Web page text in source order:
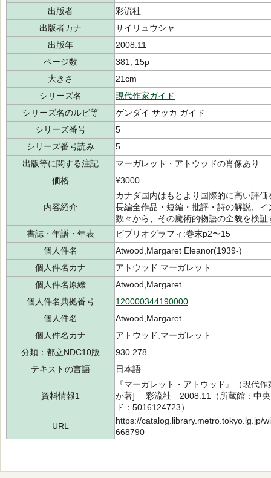
出版者
彩流社
出版者カナ
サイリュウシャ
出版年
2008.11
ページ数
381, 15p
大きさ
21cm
シリーズ名
現代作家ガイド
シリーズ名のルビ等
ゲンダイ サッカ ガイド
シリーズ番号
5
シリーズ番号読み
5
出版等に関する注記
マーガレット・アトウッドの肖像あり
価格
¥3000
内容紹介
カナダ国内はもとより国際的に高い評
長編全作品・短編・批評・詩の解説、
数々から、その魔術的物語の全貌を検証
書誌・年譜・年表
ビブリオグラフィ:巻末p2〜15
個人件名
Atwood,Margaret Eleanor(1939-)
個人件名カナ
アトウッド マーガレット
個人件名原綴
Atwood,Margaret
個人件名典拠番号
120000344190000
個人件名
Atwood,Margaret
個人件名カナ
アトウッド,マーガレット
分類：都立NDC10版
930.278
テキストの言語
日本語
資料情報1
『マーガレット・アトウッド』（現代
か著] 彩流社 2008.11（所蔵館：中
ド：5016124723）
URL
https://catalog.library.metro.tokyo.lg.jp/
668790